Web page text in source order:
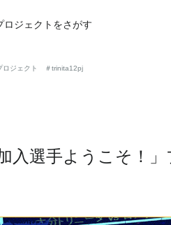
ロジェクトをさがす
ロジェクト ＃trinita12pj
入選手ようこそ！